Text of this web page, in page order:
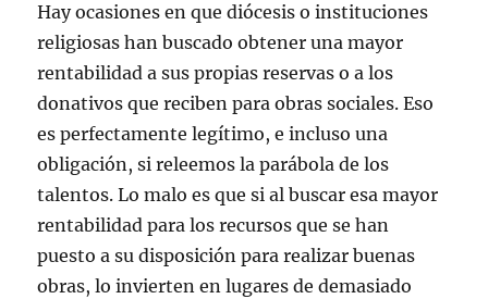
Hay ocasiones en que diócesis o instituciones
religiosas han buscado obtener una mayor
rentabilidad a sus propias reservas o a los
donativos que reciben para obras sociales. Eso
es perfectamente legítimo, e incluso una
obligación, si releemos la parábola de los
talentos. Lo malo es que si al buscar esa mayor
rentabilidad para los recursos que se han
puesto a su disposición para realizar buenas
obras, lo invierten en lugares de demasiado